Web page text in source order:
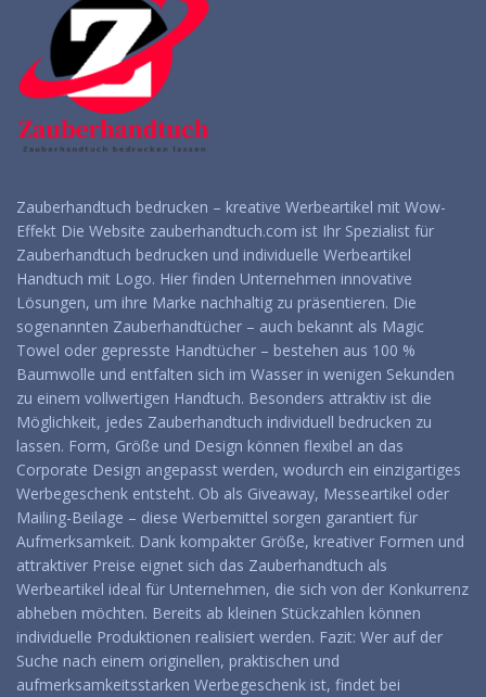
Zauberhandtuch bedrucken – kreative Werbeartikel mit Wow-
Effekt Die Website zauberhandtuch.com ist Ihr Spezialist für
Zauberhandtuch bedrucken und individuelle Werbeartikel
Handtuch mit Logo. Hier finden Unternehmen innovative
Lösungen, um ihre Marke nachhaltig zu präsentieren. Die
sogenannten Zauberhandtücher – auch bekannt als Magic
Towel oder gepresste Handtücher – bestehen aus 100 %
Baumwolle und entfalten sich im Wasser in wenigen Sekunden
zu einem vollwertigen Handtuch. Besonders attraktiv ist die
Möglichkeit, jedes Zauberhandtuch individuell bedrucken zu
lassen. Form, Größe und Design können flexibel an das
Corporate Design angepasst werden, wodurch ein einzigartiges
Werbegeschenk entsteht. Ob als Giveaway, Messeartikel oder
Mailing-Beilage – diese Werbemittel sorgen garantiert für
Aufmerksamkeit. Dank kompakter Größe, kreativer Formen und
attraktiver Preise eignet sich das Zauberhandtuch als
Werbeartikel ideal für Unternehmen, die sich von der Konkurrenz
abheben möchten. Bereits ab kleinen Stückzahlen können
individuelle Produktionen realisiert werden. Fazit: Wer auf der
Suche nach einem originellen, praktischen und
aufmerksamkeitsstarken Werbegeschenk ist, findet bei